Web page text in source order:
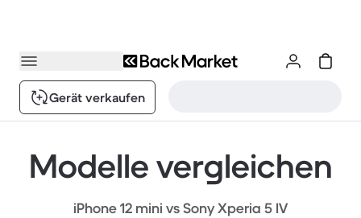
Gerät verkaufen
Modelle vergleichen
iPhone 12 mini vs Sony Xperia 5 IV